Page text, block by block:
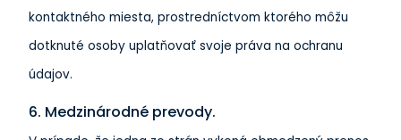
kontaktného miesta, prostredníctvom ktorého môžu
dotknuté osoby uplatňovať svoje práva na ochranu
údajov.
6. Medzinárodné prevody.